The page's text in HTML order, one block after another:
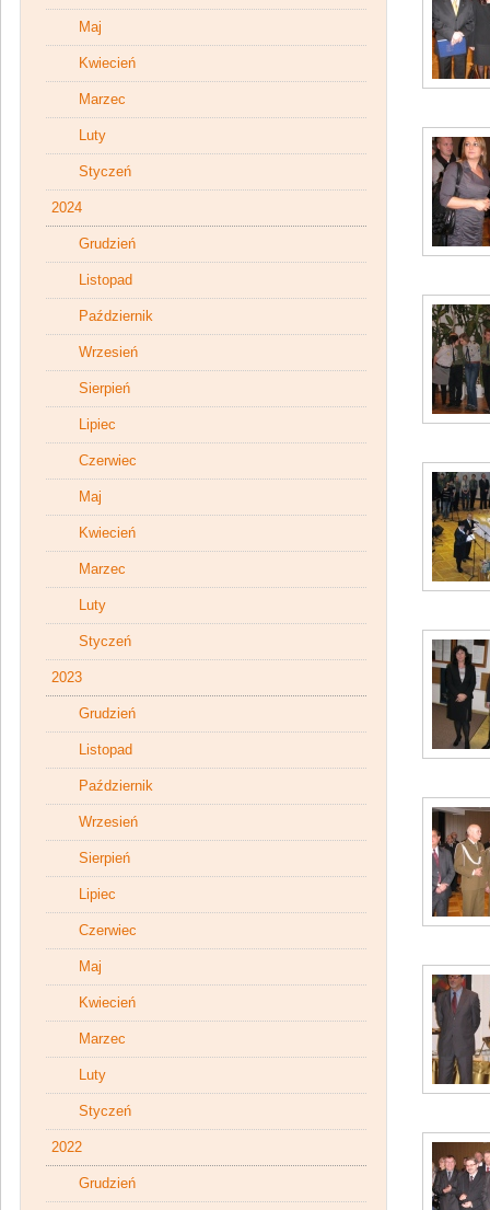
Maj
Kwiecień
Marzec
Luty
Styczeń
2024
Grudzień
Listopad
Październik
Wrzesień
Sierpień
Lipiec
Czerwiec
Maj
Kwiecień
Marzec
Luty
Styczeń
2023
Grudzień
Listopad
Październik
Wrzesień
Sierpień
Lipiec
Czerwiec
Maj
Kwiecień
Marzec
Luty
Styczeń
2022
Grudzień